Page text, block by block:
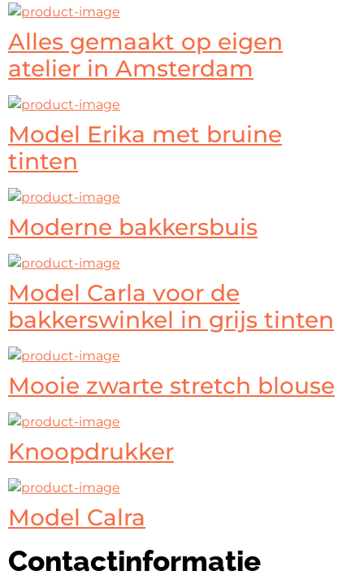
Alles gemaakt op eigen
atelier in Amsterdam
Model Erika met bruine
tinten
Moderne bakkersbuis
Model Carla voor de
bakkerswinkel in grijs tinten
Mooie zwarte stretch blouse
Knoopdrukker
Model Calra
Contactinformatie